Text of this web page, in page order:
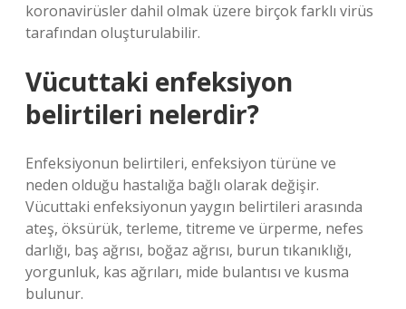
koronavirüsler dahil olmak üzere birçok farklı virüs
tarafından oluşturulabilir.
Vücuttaki enfeksiyon
belirtileri nelerdir?
Enfeksiyonun belirtileri, enfeksiyon türüne ve
neden olduğu hastalığa bağlı olarak değişir.
Vücuttaki enfeksiyonun yaygın belirtileri arasında
ateş, öksürük, terleme, titreme ve ürperme, nefes
darlığı, baş ağrısı, boğaz ağrısı, burun tıkanıklığı,
yorgunluk, kas ağrıları, mide bulantısı ve kusma
bulunur.